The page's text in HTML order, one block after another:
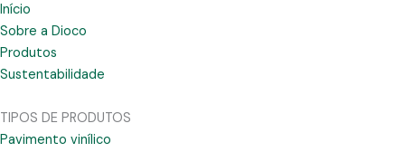
Início
Sobre a Dioco
Produtos
Sustentabilidade
TIPOS DE PRODUTOS
Pavimento vinílico